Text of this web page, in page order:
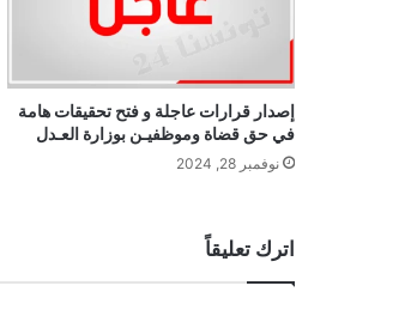
إصدار قرارات عاجلة و فتح تحقيقات هامة
في حق قضاة وموظفيـن بوزارة العـدل
نوفمبر 28, 2024
اترك تعليقاً